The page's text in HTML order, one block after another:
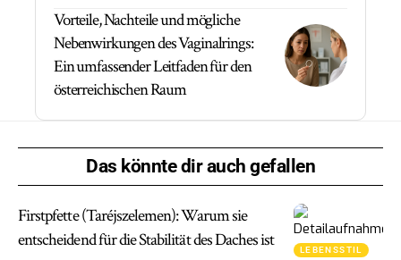
Vorteile, Nachteile und mögliche
Nebenwirkungen des Vaginalrings:
Ein umfassender Leitfaden für den
österreichischen Raum
Das könnte dir auch gefallen
LEBENSSTIL
Firstpfette (Taréjszelemen): Warum sie
entscheidend für die Stabilität des Daches ist